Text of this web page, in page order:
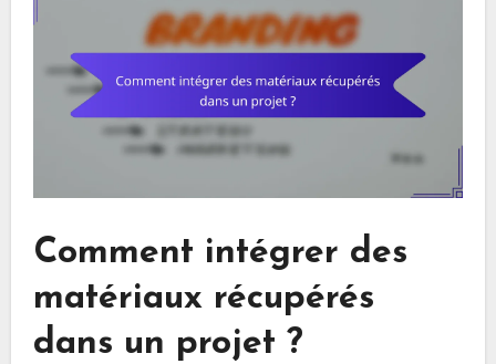
Comment intégrer des
matériaux récupérés
dans un projet ?